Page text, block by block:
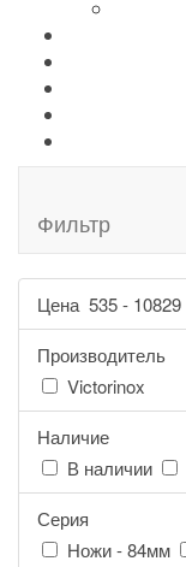
Фильтр
Цена 535- 10829
Производитель
Victorinox
Наличие
В наличии
Серия
Ножи - 84мм